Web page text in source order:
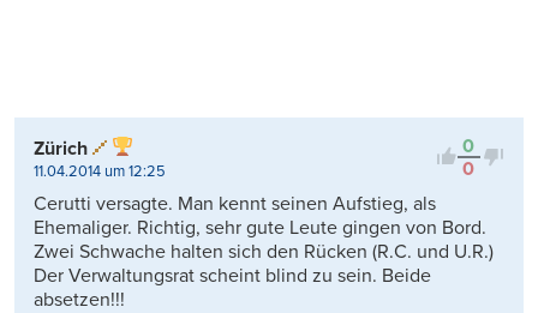
0
0
Zürich
11.04.2014 um 12:25
Cerutti versagte. Man kennt seinen Aufstieg, als
Ehemaliger. Richtig, sehr gute Leute gingen von Bord.
Zwei Schwache halten sich den Rücken (R.C. und U.R.)
Der Verwaltungsrat scheint blind zu sein. Beide
absetzen!!!